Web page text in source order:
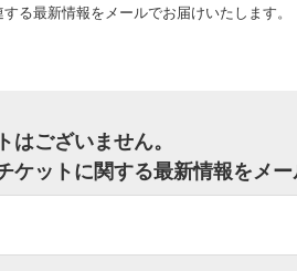
る最新情報をメールでお届けいたします。
ございません。
ットに関する最新情報をメー